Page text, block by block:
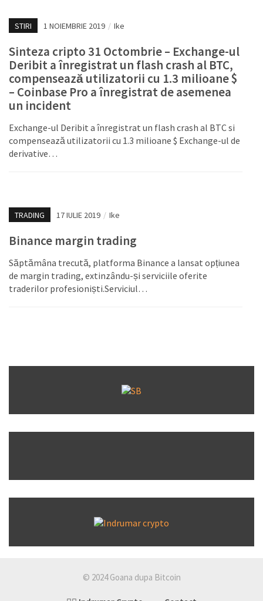
STIRI 1 NOIEMBRIE 2019 / Ike
Sinteza cripto 31 Octombrie – Exchange-ul
Deribit a înregistrat un flash crash al BTC,
compensează utilizatorii cu 1.3 milioane $
– Coinbase Pro a înregistrat de asemenea
un incident
Exchange-ul Deribit a înregistrat un flash crash al BTC si
compensează utilizatorii cu 1.3 milioane $ Exchange-ul de
derivative…
TRADING 17 IULIE 2019 / Ike
Binance margin trading
Săptămâna trecută, platforma Binance a lansat opțiunea
de margin trading, extinzându-și serviciile oferite
traderilor profesioniști.Serviciul…
© 2024 Goana dupa Bitcoin